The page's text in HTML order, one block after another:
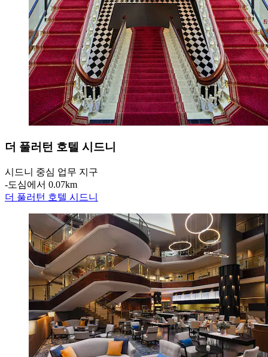
더 풀러턴 호텔 시드니
시드니 중심 업무 지구
‐도심에서 0.07km
더 풀러턴 호텔 시드니